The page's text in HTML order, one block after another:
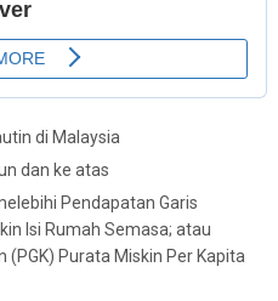
di Malaysia
dan ke atas
Pendapatan Garis
Isi Rumah Semasa; atau
(PGK) Purata Miskin Per Kapita